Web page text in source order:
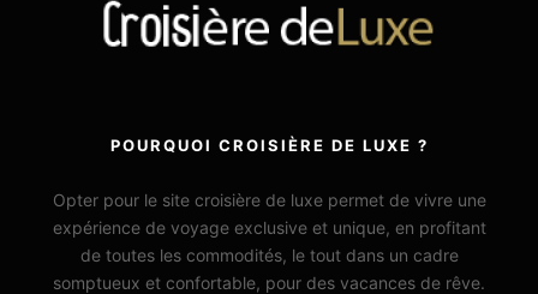
POURQUOI CROISIÈRE DE LUXE ?
Opter pour le site croisière de luxe permet de vivre une
expérience de voyage exclusive et unique, en profitant
de toutes les commodités, le tout dans un cadre
somptueux et confortable, pour des vacances de rêve.